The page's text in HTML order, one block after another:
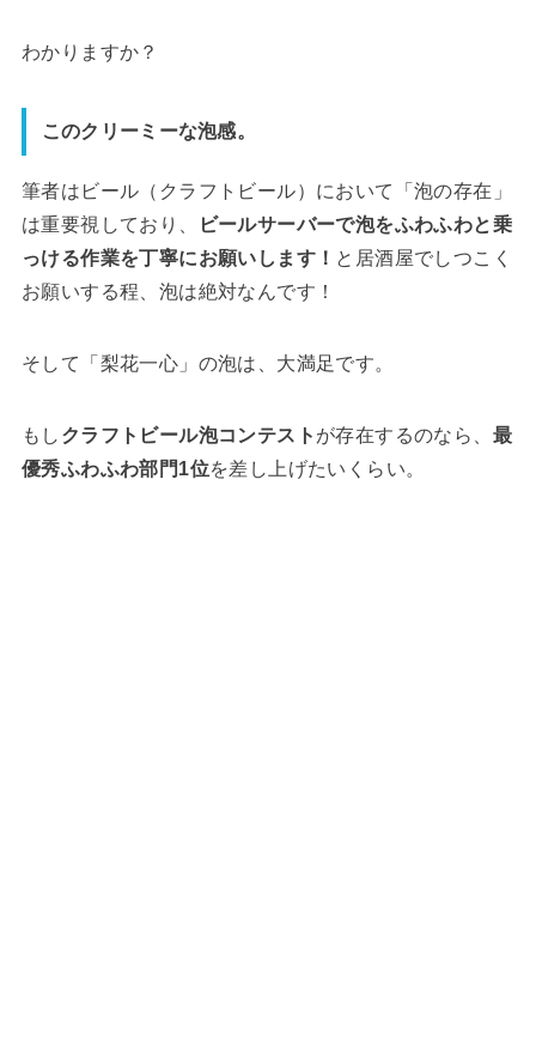
わかりますか？
このクリーミーな泡感。
筆者はビール（クラフトビール）において「泡の存在」
は重要視しており、
ビールサーバーで泡をふわふわと乗
っける作業を丁寧にお願いします！ と居酒屋でしつこく
お願いする程、泡は絶対なんです！
そして「梨花一心」の泡は、大満足です。
もし クラフトビール泡コンテスト が存在するのなら、 最
優秀ふわふわ部門1位を差し上げたいくらい。